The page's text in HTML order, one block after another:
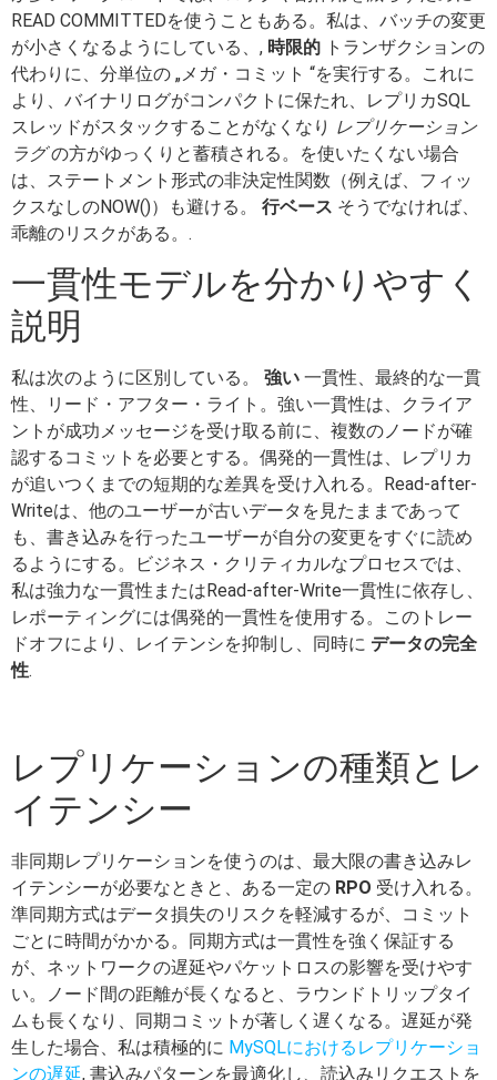
READ COMMITTEDを使うこともある。私は、バッチの変更
が小さくなるようにしている、, 時限的 トランザクションの
代わりに、分単位の „メガ・コミット “を実行する。これに
より、バイナリログがコンパクトに保たれ、レプリカSQL
スレッドがスタックすることがなくなり レプリケーション
ラグの方がゆっくりと蓄積される。を使いたくない場合
は、ステートメント形式の非決定性関数（例えば、フィッ
クスなしのNOW()）も避ける。 行ベース そうでなければ、
乖離のリスクがある。.
一貫性モデルを分かりやすく
説明
私は次のように区別している。 強い 一貫性、最終的な一貫
性、リード・アフター・ライト。強い一貫性は、クライア
ントが成功メッセージを受け取る前に、複数のノードが確
認するコミットを必要とする。偶発的一貫性は、レプリカ
が追いつくまでの短期的な差異を受け入れる。Read-after-
Writeは、他のユーザーが古いデータを見たままであって
も、書き込みを行ったユーザーが自分の変更をすぐに読め
るようにする。ビジネス・クリティカルなプロセスでは、
私は強力な一貫性またはRead-after-Write一貫性に依存し、
レポーティングには偶発的一貫性を使用する。このトレー
ドオフにより、レイテンシを抑制し、同時に データの完全
性.
レプリケーションの種類とレ
イテンシー
非同期レプリケーションを使うのは、最大限の書き込みレ
イテンシーが必要なときと、ある一定の RPO 受け入れる。
準同期方式はデータ損失のリスクを軽減するが、コミット
ごとに時間がかかる。同期方式は一貫性を強く保証する
が、ネットワークの遅延やパケットロスの影響を受けやす
い。ノード間の距離が長くなると、ラウンドトリップタイ
ムも長くなり、同期コミットが著しく遅くなる。遅延が発
生した場合、私は積極的に MySQLにおけるレプリケーショ
ンの遅延, 書込みパターンを最適化し、読込みリクエストを